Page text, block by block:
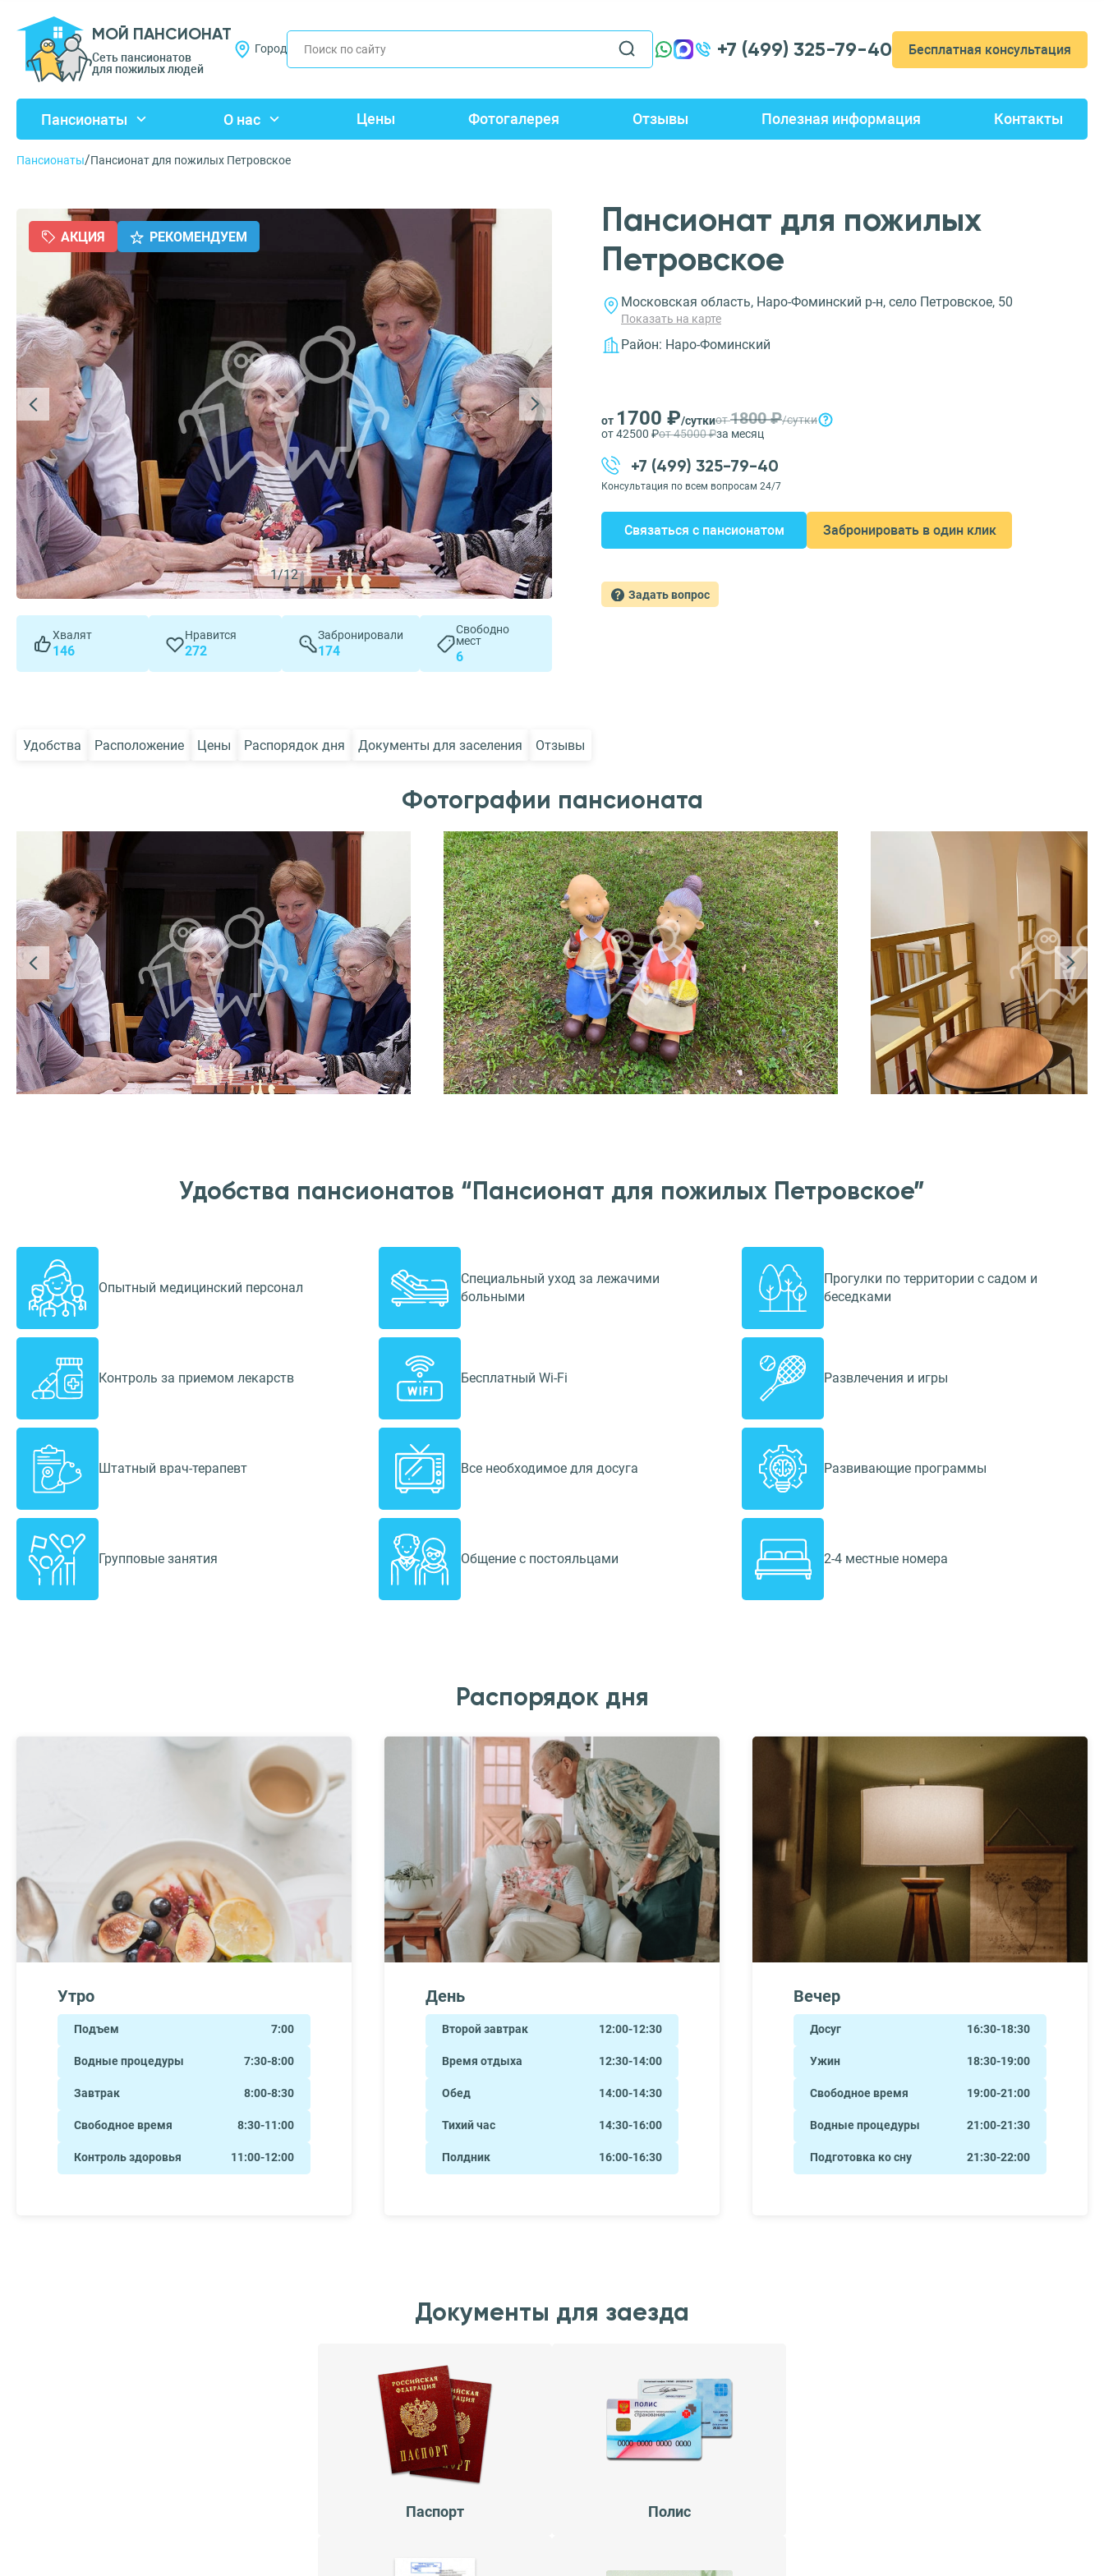
МОЙ ПАНСИОНАТ
Сеть пансионатов
для пожилых людей
Город +7 (499) 325-79-40 Бесплатная консультация
Пансионаты О нас Цены Фотогалерея Отзывы Полезная информация Контакты
Пансионаты/Пансионат для пожилых Петровское
1/12
АКЦИЯ РЕКОМЕНДУЕМ
Хвалят
146
Нравится
272
Забронировали
174
Свободно
мест
6
Пансионат для пожилых
Петровское
Московская область, Наро-Фоминский р-н, село Петровское, 50
Показать на карте
Район: Наро-Фоминский
от 1700 ₽/суткиот1800 ₽/сутки
от 42500 ₽от 45000 ₽за месяц
+7 (499) 325-79-40
Консультация по всем вопросам 24/7
Связаться с пансионатом Забронировать в один клик
Задать вопрос
Удобства Расположение Цены Распорядок дня Документы для заселения Отзывы
Фотографии пансионата
Удобства пансионатов “Пансионат для пожилых Петровское”
Опытный медицинский персонал
Специальный уход за лежачими
больными
Прогулки по территории с садом и
беседками
Контроль за приемом лекарств Бесплатный Wi-Fi Развлечения и игры
Штатный врач-терапевт Все необходимое для досуга Развивающие программы
Групповые занятия Общение с постояльцами 2-4 местные номера
Распорядок дня
Утро
Подъем 7:00
Водные процедуры 7:30-8:00
Завтрак 8:00-8:30
Свободное время 8:30-11:00
Контроль здоровья 11:00-12:00
День
Второй завтрак 12:00-12:30
Время отдыха 12:30-14:00
Обед 14:00-14:30
Тихий час 14:30-16:00
Полдник 16:00-16:30
Вечер
Досуг 16:30-18:30
Ужин 18:30-19:00
Свободное время 19:00-21:00
Водные процедуры 21:00-21:30
Подготовка ко сну 21:30-22:00
Документы для заезда
Паспорт Полис